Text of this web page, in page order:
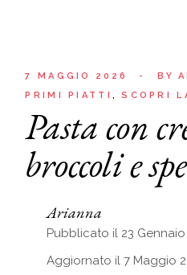
7 MAGGIO 2026 BY
PRIMI PIATTI
SCOPRI
Pasta con
broccoli e
Arianna
Pubblicato il 23
Aggiornato il 7 Maggio